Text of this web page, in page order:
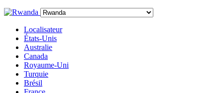
Localisateur
États-Unis
Australie
Canada
Royaume-Uni
Turquie
Brésil